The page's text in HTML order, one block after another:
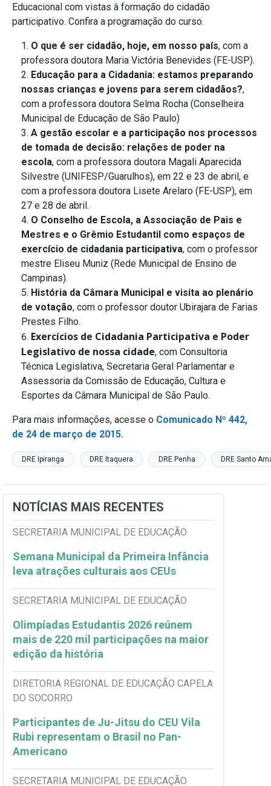
Educacional com vistas à formação do cidadão
participativo. Confira a programação do curso.
O que é ser cidadão, hoje, em nosso país, com a
professora doutora Maria Victória Benevides (FE-USP).
Educação para a Cidadania: estamos preparando
nossas crianças e jovens para serem cidadãos?,
com a professora doutora Selma Rocha (Conselheira
Municipal de Educação de São Paulo)
A gestão escolar e a participação nos processos
de tomada de decisão: relações de poder na
escola, com a professora doutora Magali Aparecida
Silvestre (UNIFESP/Guarulhos), em 22 e 23 de abril, e
com a professora doutora Lisete Arelaro (FE-USP), em
27 e 28 de abril.
O Conselho de Escola, a Associação de Pais e
Mestres e o Grêmio Estudantil como espaços de
exercício de cidadania participativa, com o professor
mestre Eliseu Muniz (Rede Municipal de Ensino de
Campinas).
História da Câmara Municipal e visita ao plenário
de votação, com o professor doutor Ubirajara de Farias
Prestes Filho.
Exercícios de Cidadania Participativa e Poder
Legislativo de nossa cidade, com Consultoria
Técnica Legislativa, Secretaria Geral Parlamentar e
Assessoria da Comissão de Educação, Cultura e
Esportes da Câmara Municipal de São Paulo.
Para mais informações, acesse o Comunicado Nº 442,
de 24 de março de 2015.
DRE Ipiranga DRE Itaquera DRE Penha DRE Santo
NOTÍCIAS MAIS RECENTES
SECRETARIA MUNICIPAL DE EDUCAÇÃO
Semana Municipal da Primeira Infância
leva atrações culturais aos CEUs
SECRETARIA MUNICIPAL DE EDUCAÇÃO
Olimpíadas Estudantis 2026 reúnem
mais de 220 mil participações na maior
edição da história
DIRETORIA REGIONAL DE EDUCAÇÃO CAPELA
DO SOCORRO
Participantes de Ju-Jitsu do CEU Vila
Rubi representam o Brasil no Pan-
Americano
SECRETARIA MUNICIPAL DE EDUCAÇÃO